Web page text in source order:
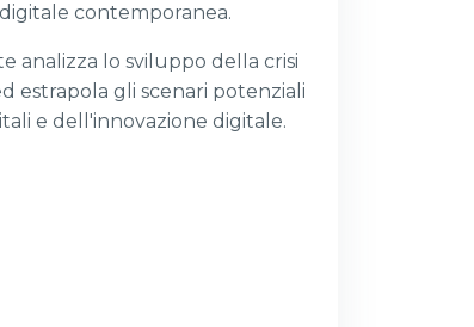
contemporanea.
analizza lo sviluppo della crisi
estrapola gli scenari potenziali
e dell'innovazione digitale.